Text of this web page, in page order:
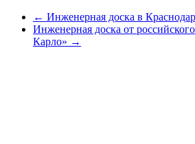
← Инженерная доска в
Инженерная доска от
Карло» →